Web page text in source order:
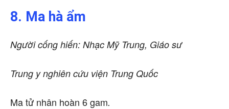
8. Ma hà ẩm
Người cống hiến: Nhạc Mỹ Trung, Giáo sư
Trung y nghiên cứu viện Trung Quốc
Ma tử nhân hoàn 6 gam.